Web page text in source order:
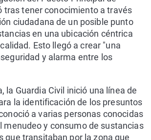
tras tener conocimiento a través
ciudadana de un posible punto
en una ubicación céntrica
Esto llegó a crear "una
y alarma entre los
la Guardia Civil inició una línea de
la identificación de los presuntos
a varias personas conocidas
menudeo y consumo de sustancias
que transitaban por la zona que